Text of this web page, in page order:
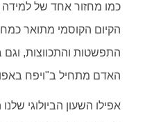
כמו מחזור אחד של
הקיום הקוסמי מתואר
התפשטות והתכווצות,
האדם מתחיל ב"ויפח
אפילו השעון הביולוגי